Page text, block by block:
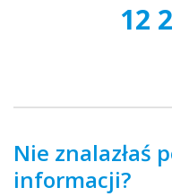
12
Nie znalazłaś
informacji?